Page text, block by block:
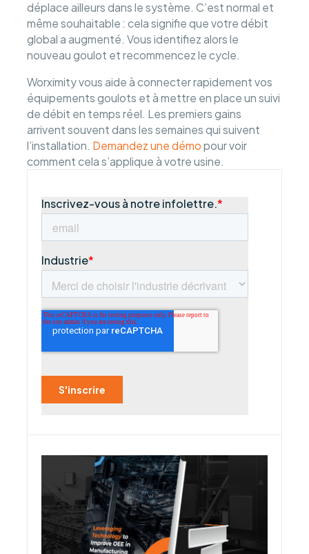
déplace ailleurs dans le système. C’est normal et
même souhaitable : cela signifie que votre débit
global a augmenté. Vous identifiez alors le
nouveau goulot et recommencez le cycle.
Worximity vous aide à connecter rapidement vos
équipements goulots et à mettre en place un suivi
de débit en temps réel. Les premiers gains
arrivent souvent dans les semaines qui suivent
l’installation. Demandez une démo pour voir
comment cela s’applique à votre usine.